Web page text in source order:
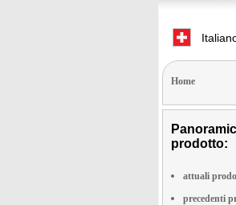
Home
prodotto:
attuali
precedenti